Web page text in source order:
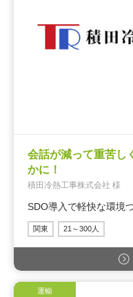
会話が減って重苦し
かに！
積田冷熱工事株式会社 様
SDO導入で軽快な環境
関東 21～300人
運輸